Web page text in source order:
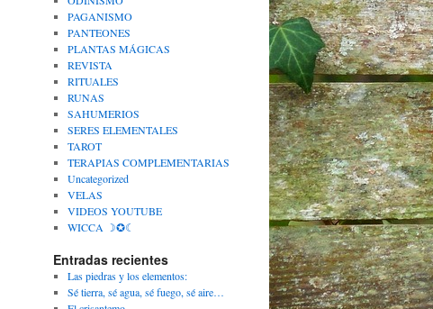
PAGANISMO
PANTEONES
PLANTAS MÁGICAS
REVISTA
RITUALES
RUNAS
SAHUMERIOS
SERES ELEMENTALES
TAROT
TERAPIAS COMPLEMENTARIAS
Uncategorized
VELAS
VIDEOS YOUTUBE
WICCA ☽✪☾
Entradas recientes
Las piedras y los elementos:
Sé tierra, sé agua, sé fuego, sé aire…